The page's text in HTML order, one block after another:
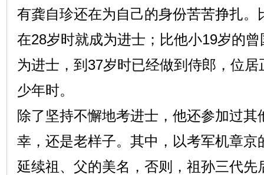
有龚自珍还在为自己的身份苦苦挣扎。
在28岁时就成为进士；比他小19岁的
为进士，到37岁时已经做到侍郎，位
少年时。
除了坚持不懈地考进士，他还参加过其
幸，还是老样子。其中，以考军机章京
延续祖、父的美名，否则，祖孙三代先